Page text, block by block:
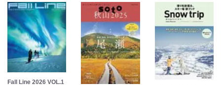
Fall Line 2026 VOL.1